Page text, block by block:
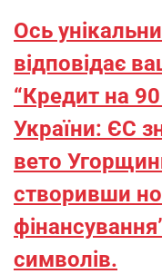
Ось
відповідає
“Кредит на
України: ЄС
вето
створивши
символів.